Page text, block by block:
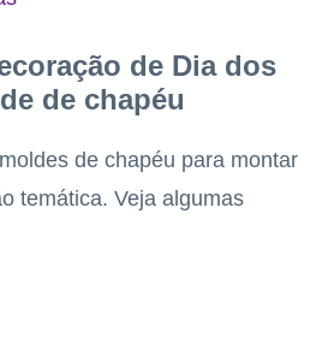
de Dia dos
de chapéu
de chapéu para montar
temática. Veja algumas